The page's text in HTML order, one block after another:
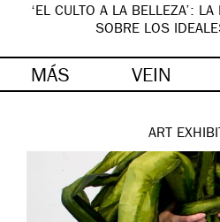
‘EL CULTO A LA BELLEZA’:
SOBRE LOS
MÁS VEIN
ART